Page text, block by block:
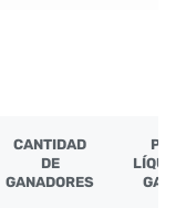
CANTIDAD
DE
GANADORES